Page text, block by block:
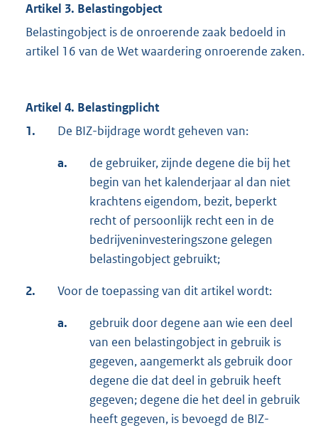
Artikel 3. Belastingobject
Belastingobject is de onroerende zaak bedoeld in
artikel 16 van de Wet waardering onroerende zaken.
Artikel 4. Belastingplicht
1.
De BIZ-bijdrage wordt geheven van:
a.
de gebruiker, zijnde degene die bij het
begin van het kalenderjaar al dan niet
krachtens eigendom, bezit, beperkt
recht of persoonlijk recht een in de
bedrijveninvesteringszone gelegen
belastingobject gebruikt;
2. Voor de toepassing van dit artikel wordt:
a.
gebruik door degene aan wie een deel
van een belastingobject in gebruik is
gegeven, aangemerkt als gebruik door
degene die dat deel in gebruik heeft
gegeven; degene die het deel in gebruik
heeft gegeven, is bevoegd de BIZ-